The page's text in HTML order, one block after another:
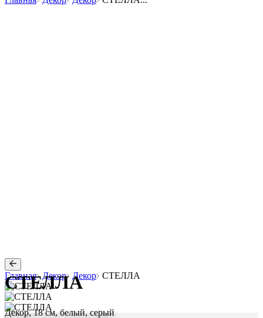
Главная Декор Декор СТЕЛЛА
СТЕЛЛА
Декор, 18 см, белый, серый